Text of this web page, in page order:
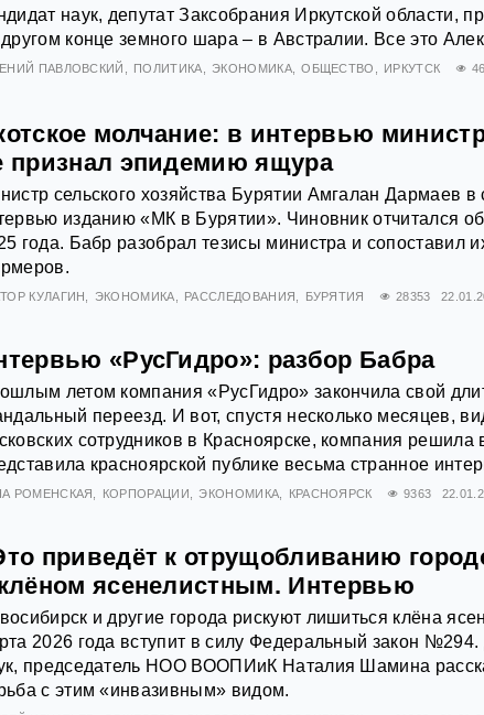
наук, депутат Заксобрания Иркутской области,
конце земного шара – в Австралии. Все это
ПАВЛОВСКИЙ ПОЛИТИКА ЭКОНОМИКА ОБЩЕСТВО ИРКУТСК
молчание: в интервью
признал эпидемию ящура
сельского хозяйства Бурятии Амгалан Дармаев
изданию «МК в Бурятии». Чиновник отчитался
года. Бабр разобрал тезисы министра и сопоставил
КУЛАГИН ЭКОНОМИКА РАССЛЕДОВАНИЯ БУРЯТИЯ 28353
«РусГидро»: разбор Бабра
летом компания «РусГидро» закончила свой
переезд. И вот, спустя несколько месяцев,
сотрудников в Красноярске, компания решила
красноярской публике весьма странное
РОМЕНСКАЯ КОРПОРАЦИИ ЭКОНОМИКА КРАСНОЯРСК 9363
приведёт к отрущобливанию
ясенелистным. Интервью
и другие города рискуют лишиться клёна
2026 года вступит в силу Федеральный закон №294.
председатель НОО ВООПИиК Наталия Шамина
с этим «инвазивным» видом.